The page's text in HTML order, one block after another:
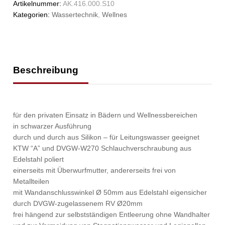
Artikelnummer:AK.416.000.S10
Kategorien:Wassertechnik,Wellnes
Beschreibung
für den privaten Einsatz in Bädern und Wellnessbereichen
in schwarzer Ausführung
durch und durch aus Silikon – für Leitungswasser geeignet
KTW “A” und DVGW-W270 Schlauchverschraubung aus
Edelstahl poliert
einerseits mit Überwurfmutter, andererseits frei von
Metallteilen
mit Wandanschlusswinkel Ø 50mm aus Edelstahl eigensicher
durch DVGW-zugelassenem RV Ø20mm
frei hängend zur selbstständigen Entleerung ohne Wandhalter